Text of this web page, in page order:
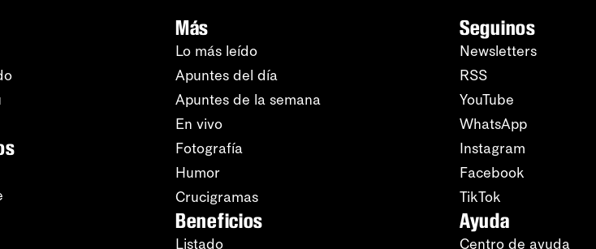
Más
Lo más leído
Apuntes del día
Apuntes de la semana
En vivo
Fotografía
Humor
Crucigramas
Beneficios
Listado
Seguinos
Newsletters
RSS
YouTube
WhatsApp
Instagram
Facebook
TikTok
Ayuda
Centro de ayuda